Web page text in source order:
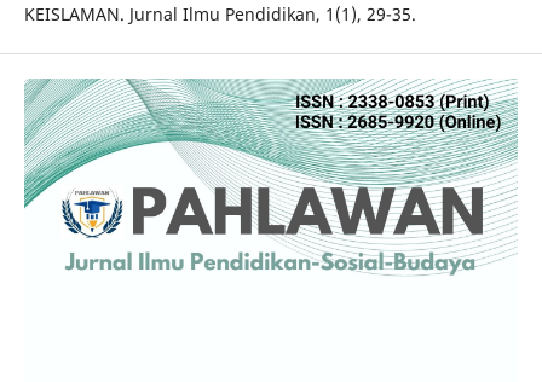
KEISLAMAN. Jurnal Ilmu Pendidikan, 1(1), 29-35.